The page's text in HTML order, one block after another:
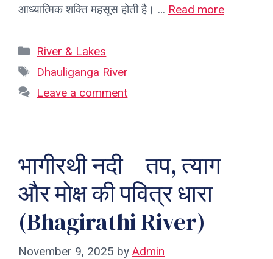
आध्यात्मिक शक्ति महसूस होती है। … Read more
Categories
River & Lakes
Tags
Dhauliganga River
Leave a comment
भागीरथी नदी – तप, त्याग
और मोक्ष की पवित्र धारा
(Bhagirathi River)
November 9, 2025 by Admin